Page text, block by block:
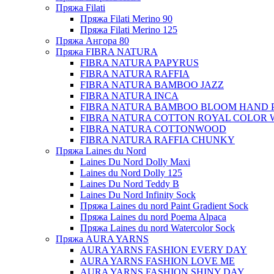
Пряжа Filati
Пряжа Filati Merino 90
Пряжа Filati Merino 125
Пряжа Ангора 80
Пряжа FIBRA NATURA
FIBRA NATURA PAPYRUS
FIBRA NATURA RAFFIA
FIBRA NATURA BAMBOO JAZZ
FIBRA NATURA INCA
FIBRA NATURA BAMBOO BLOOM HAND
FIBRA NATURA COTTON ROYAL COLOR
FIBRA NATURA COTTONWOOD
FIBRA NATURA RAFFIA CHUNKY
Пряжа Laines du Nord
Laines Du Nord Dolly Maxi
Laines du Nord Dolly 125
Laines Du Nord Teddy B
Laines Du Nord Infinity Sock
Пряжа Laines du nord Paint Gradient Sock
Пряжа Laines du nord Poema Alpaca
Пряжа Laines du nord Watercolor Sock
Пряжа AURA YARNS
AURA YARNS FASHION EVERY DAY
AURA YARNS FASHION LOVE ME
AURA YARNS FASHION SHINY DAY